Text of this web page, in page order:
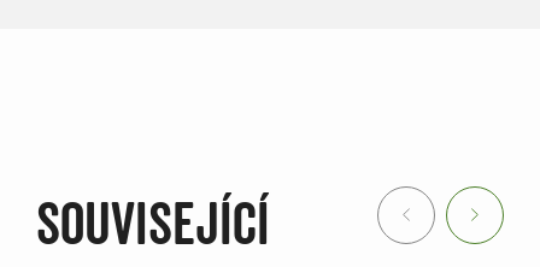
SOUVISEJÍCÍ Previous Next